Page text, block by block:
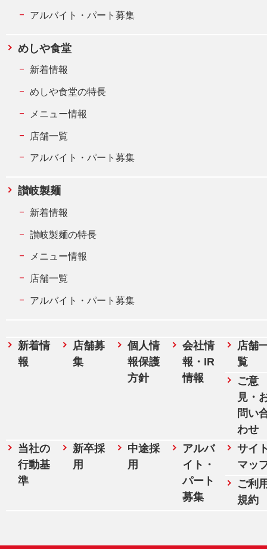
アルバイト・パート募集
めしや食堂
新着情報
めしや食堂の特長
メニュー情報
店舗一覧
アルバイト・パート募集
讃岐製麺
新着情報
讃岐製麺の特長
メニュー情報
店舗一覧
アルバイト・パート募集
新着情
報
店舗募
集
個人情
報保護
方針
会社情
報・IR
情報
店舗
覧
ご意
見・
問い
わせ
当社の
行動基
準
新卒採
用
中途採
用
アルバ
イト・
パート
募集
サイ
マッ
ご利
規約